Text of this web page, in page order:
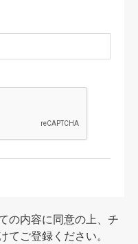
の内容に同意の上、チ
ご登録ください。